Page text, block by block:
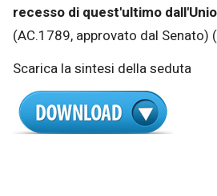
recesso di quest'ultimo
(AC.1789, approvato dal
Scarica la sintesi della seduta